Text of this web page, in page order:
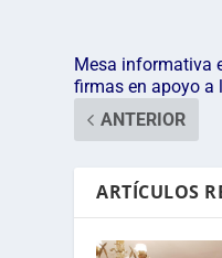
Mesa informativa
firmas en apoyo a
ANTERIOR
ARTÍCULOS